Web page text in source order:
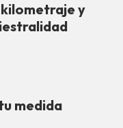
y
medida